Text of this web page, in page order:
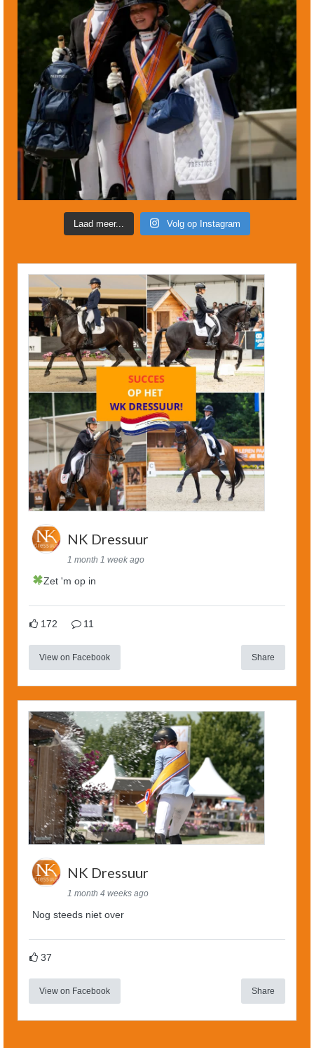
Laad meer... Volg op Instagram
NK Dressuur
1 month 1 week ago
Zet 'm op in
172 11
View on Facebook Share
NK Dressuur
1 month 4 weeks ago
Nog steeds niet over
37
View on Facebook Share